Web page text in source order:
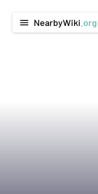
menu NearbyWiki .org